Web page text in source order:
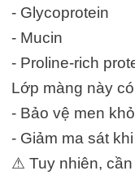
- Glycoprotein
- Mucin
- Proline-rich
Lớp màng này
- Bảo vệ men
- Giảm ma sát
⚠ Tuy nhiên,